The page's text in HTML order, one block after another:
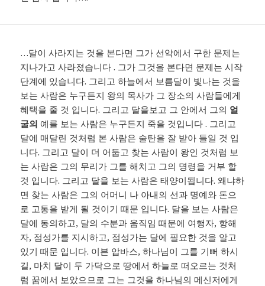
…달이 사라지는 것을 본다면 그가 선악에서 구한 문제는
지나가고 사라졌습니다 . 그가 그것을 본다면 문제는 시작
단계에 있습니다. 그리고 하늘에서 보름달이 빛나는 것을
보는 사람은 누구든지 왕의 목사가 그 장소의 사람들에게
혜택을 줄 것 입니다. 그리고 달을보고 그 안에서 그의 얼
굴의 예를 보는 사람은 누구든지 죽을 것입니다 . 그리고
달에 매달린 것처럼 본 사람은 술탄을 잘 받아 들일 것 입
니다. 그리고 달이 더 어둡고 찾는 사람이 왕인 것처럼 보
는 사람은 그의 무리가 그를 해치고 그의 명령을 거부 할
것 입니다. 그리고 달을 보는 사람은 태양이됩니다. 왜냐하
면 찾는 사람은 그의 어머니 나 아내의 선과 명예와 돈으
로 고통을 받게 될 것이기 때문 입니다. 달을 보는 사람은
달에 동의하고, 달의 수분과 움직임 때문에 여행자, 항해
자, 점성가를 지시하고, 점성가는 달에 필요한 것을 알고
있기 때문 입니다. 이븐 압바스, 하나님이 그를 기뻐 하시
길, 마치 달이 두 가닥으로 땅에서 하늘로 떠오르는 것처
럼 꿈에서 보았으므로 그는 그것을 하나님의 메신저에게